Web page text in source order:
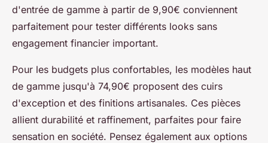
d'entrée de gamme à partir de 9,90€ conviennent
parfaitement pour tester différents looks sans
engagement financier important.
Pour les budgets plus confortables, les modèles haut
de gamme jusqu'à 74,90€ proposent des cuirs
d'exception et des finitions artisanales. Ces pièces
allient durabilité et raffinement, parfaites pour faire
sensation en société. Pensez également aux options